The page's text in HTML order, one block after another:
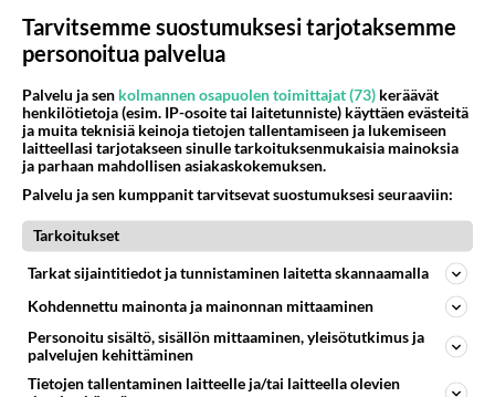
> tekijät ja aborttien kannattajat. Tuomitsen ja käännän
> ylösalaisin Korkeimman Oikeuden. Lyhyessä ajassa
he
> tulevat muuttamaan lait sille pohjalle, että Minua
> pelätään ja kunnioitetaan.
>
> Amerikkaan tulee uskonnollinen ja moraalinen
herätys
> näiden onnettomuuksien seurauksena, mutta se on
> suureksi osaksi väärää. Jumalasta tulee kulttuurin
> suosima, mutta ei raamatusta eikä Minun Nimestäni
> (Jeesus).
> Se on väärää evankeliumia. Montakaan ei tule
todella
> uudestisyntymään.
Tarvitsemme suostumuksesi tarjotaksemme
personoitua palvelua
Palvelu ja sen kolmannen osapuolen toimittajat (73) keräävät
henkilötietoja (esim. IP-osoite tai laitetunniste) käyttäen evästeitä
ja muita teknisiä keinoja tietojen tallentamiseen ja lukemiseen
laitteellasi tarjotakseen sinulle tarkoituksenmukaisia mainoksia
ja parhaan mahdollisen asiakaskokemuksen.
Palvelu ja sen kumppanit tarvitsevat suostumuksesi seuraaviin:
Tarkoitukset
Tarkat sijaintitiedot ja tunnistaminen laitetta skannaamalla
Kohdennettu mainonta ja mainonnan mittaaminen
Personoitu sisältö, sisällön mittaaminen, yleisötutkimus ja
palvelujen kehittäminen
Tietojen tallentaminen laitteelle ja/tai laitteella olevien